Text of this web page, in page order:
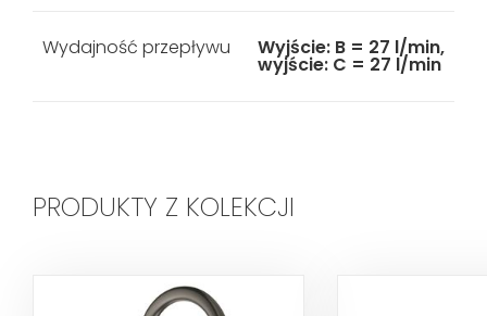
Wydajność przepływu Wyjście: B = 27 l/min,
wyjście: C = 27 l/min
PRODUKTY Z KOLEKCJI